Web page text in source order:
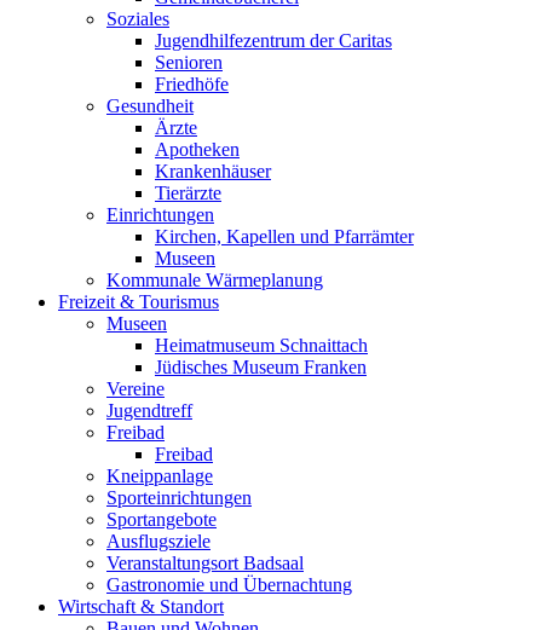
Soziales
Jugendhilfezentrum der Caritas
Senioren
Friedhöfe
Gesundheit
Ärzte
Apotheken
Krankenhäuser
Tierärzte
Einrichtungen
Kirchen, Kapellen und Pfarrämter
Museen
Kommunale Wärmeplanung
Freizeit & Tourismus
Museen
Heimatmuseum Schnaittach
Jüdisches Museum Franken
Vereine
Jugendtreff
Freibad
Freibad
Kneippanlage
Sporteinrichtungen
Sportangebote
Ausflugsziele
Veranstaltungsort Badsaal
Gastronomie und Übernachtung
Wirtschaft & Standort